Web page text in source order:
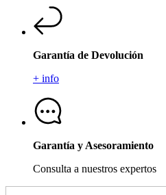
Garantía de Devolución
+ info
Garantía y Asesoramiento
Consulta a nuestros expertos